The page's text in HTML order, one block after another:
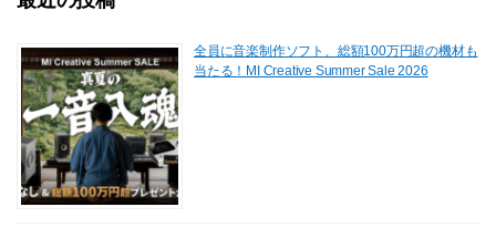
全員に音楽制作ソフト、総額100万円超の機材も
当たる！MI Creative Summer Sale 2026